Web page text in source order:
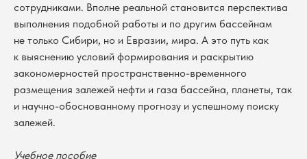
сотрудниками. Вполне реальной становится перспектива
выполнения подобной работы и по другим бассейнам
не только Сибири, но и Евразии, мира. А это путь как
к выяснению условий формирования и раскрытию
закономерностей пространственно-временного
размещения залежей нефти и газа бассейна, планеты, так
и научно-обоснованному прогнозу и успешному поиску
залежей.
Учебное пособие
В каталог
Оплата
Новосибирский государственный
университет